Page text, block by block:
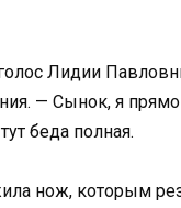
Лидии
— Сынок, я
беда полная.
нож, которым